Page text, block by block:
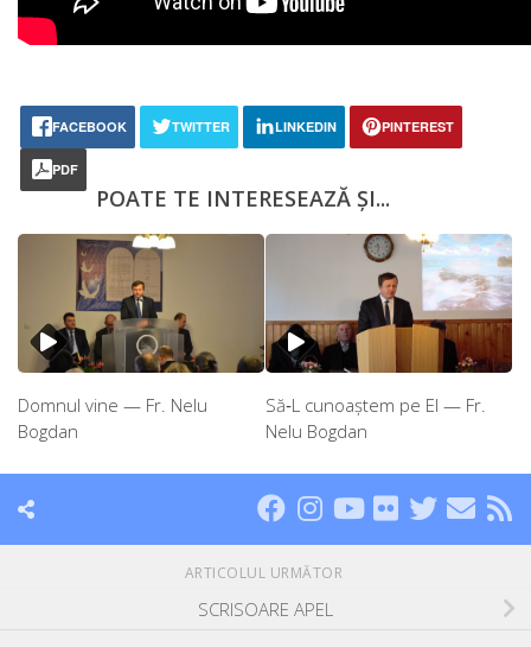
FACEBOOK TWITTER LINKEDIN PINTEREST
PDF
POATE TE INTERESEAZĂ ȘI...
Domnul vine — Fr. Nelu
Bogdan
Să‑L cunoaștem pe El — Fr.
Nelu Bogdan
ARTICOLUL URMĂTOR
SCRISOARE APEL